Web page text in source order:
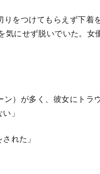
りをつけてもらえず下着
気にせず脱いでいた。
ン）が多く、彼女にト
」
れた」